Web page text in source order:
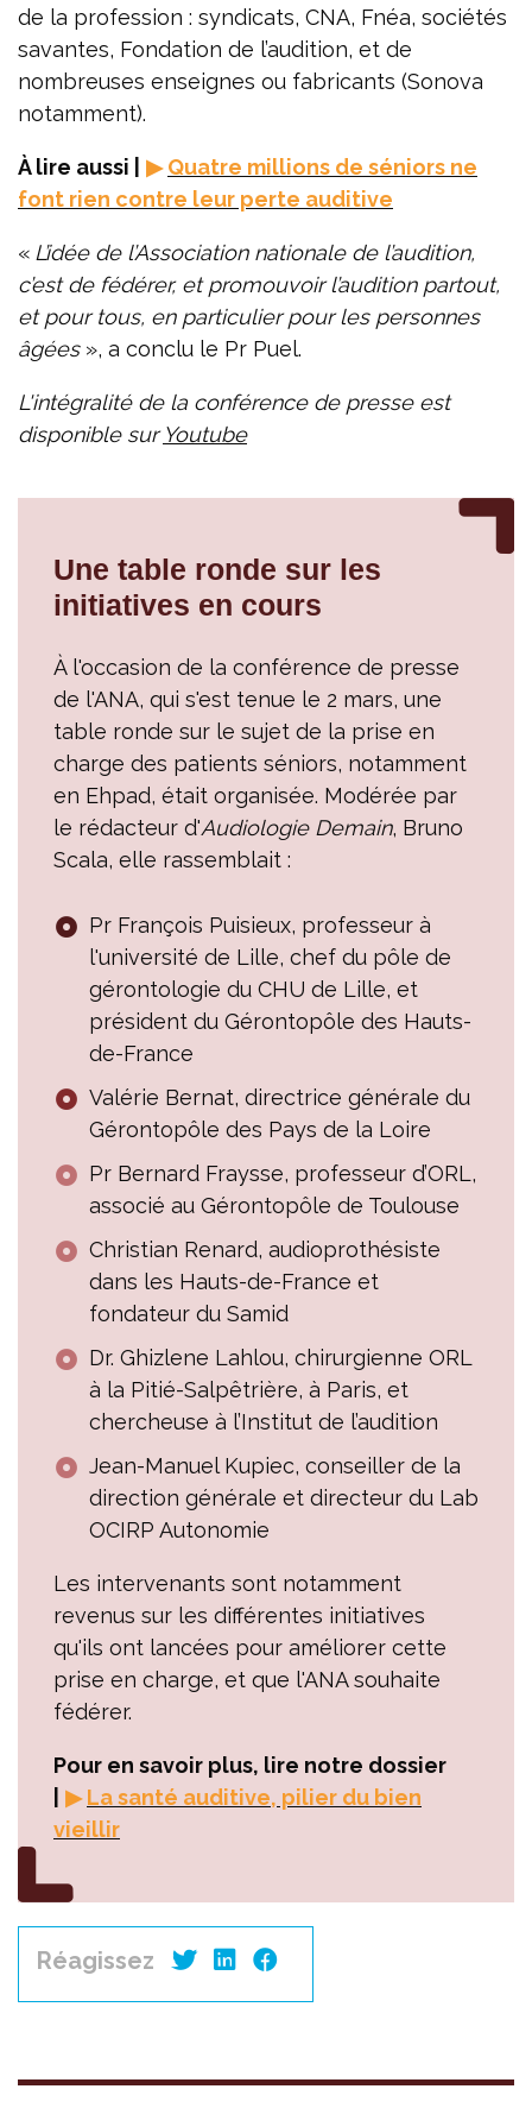
de la profession : syndicats, CNA, Fnéa, sociétés
savantes, Fondation de l’audition, et de
nombreuses enseignes ou fabricants (Sonova
notamment).
À lire aussi | ▶Quatre millions de séniors ne
font rien contre leur perte auditive
« L’idée de l’Association nationale de l’audition,
c’est de fédérer, et promouvoir l’audition partout,
et pour tous, en particulier pour les personnes
âgées », a conclu le Pr Puel.
L'intégralité de la conférence de presse est
disponible surYoutube
Une table ronde sur les
initiatives en cours
À l'occasion de la conférence de presse
de l'ANA, qui s'est tenue le 2 mars, une
table ronde sur le sujet de la prise en
charge des patients séniors, notamment
en Ehpad, était organisée. Modérée par
le rédacteur d'Audiologie Demain, Bruno
Scala, elle rassemblait :
Pr François Puisieux, professeur à
l'université de Lille, chef du pôle de
gérontologie du CHU de Lille, et
président du Gérontopôle des Hauts-
de-France
Valérie Bernat, directrice générale du
Gérontopôle des Pays de la Loire
Pr Bernard Fraysse, professeur d’ORL,
associé au Gérontopôle de Toulouse
Christian Renard, audioprothésiste
dans les Hauts-de-France et
fondateur du Samid
Dr. Ghizlene Lahlou, chirurgienne ORL
à la Pitié-Salpêtrière, à Paris, et
chercheuse à l’Institut de l’audition
Jean-Manuel Kupiec, conseiller de la
direction générale et directeur du Lab
OCIRP Autonomie
Les intervenants sont notamment
revenus sur les différentes initiatives
qu'ils ont lancées pour améliorer cette
prise en charge, et que l'ANA souhaite
fédérer.
Pour en savoir plus, lire notre dossier
▶La santé auditive, pilier du bien
vieillir
Réagissez